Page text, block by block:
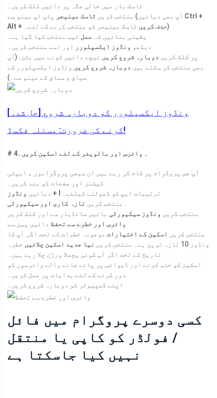
ٹاسک بار میں خالی جگہ پر دائیں کلک کریں۔
منتخب کریں ٹاسک مینیجر
Ctrl +
Alt + حذف کریںٹاسک مینیجر کو منتخب کرنے کے لئے۔)
یقینی بنائیں کہ
عمل ٹیب منتخب کیا گیا ہے۔
دیکھو ونڈوز ایکسپلورر
اور اسے منتخب کریں۔
پر کلک کریں دوبارہ شروع کریں نیچے دائیں کونے میں بٹن. (آپ
بھی منتخب کر سکتے ہیں دوبارہ شروع کریں ونڈوز ایکسپلورر کے
سیاق و سباق کے مینو سے۔)
[حل شدہ] ونڈوز ایکسپلورر کو دوبارہ شروع
کرنے کی ضرورت: مسئلہ فکسڈ!
# 4۔ وائرس اور مالویئر کے لئے اسکین کریں۔
آپ جس پروگرام پر کام کر رہے ہیں ان سبھی پروگراموں ، ایپلی
کیشنز اور صفحات کو بند کریں۔
دبائیں ونڈوز + I
ترتیبات ایپ کو کھولنے کیلئے۔
منتخب کریں تازہ کاری اور سیکیورٹی
.
منتخب کریں ونڈوز سیکیورٹی بائیں سائڈبار سے اور کلک کریں
وائرس اور خطرے سے تحفظ دائیں پین سے
منتخب کریں اسکین کے اختیارات موجودہ خطرات کے تحت اگر آپ کا
ونڈوز 10 تازہ ترین ہے۔ منتخب کریں
نیا جدید اسکین چلائیں خطرہ
تاریخ کے تحت اگر آپ کوئی پچھلا ورژن چلا رہے ہیں۔
اسکین کو ختم کرنے اور ڈیوائس پر پائے جانے والے وائرسوں کو
دور کرنے کے لئے ہدایات پر عمل کریں۔
اپنے کمپیوٹر کو دوبارہ شروع کریں۔
کسی دوسرے پروگرام میں فائل
/ فولڈر کو کاپی یا منتقل
نہیں کیا جاسکتا ہے